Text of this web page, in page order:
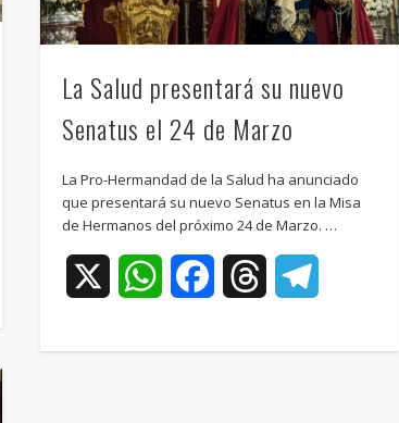
La Salud presentará su nuevo
Senatus el 24 de Marzo
La Pro-Hermandad de la Salud ha anunciado
que presentará su nuevo Senatus en la Misa
de Hermanos del próximo 24 de Marzo. …
WhatsAppFacebookThreads